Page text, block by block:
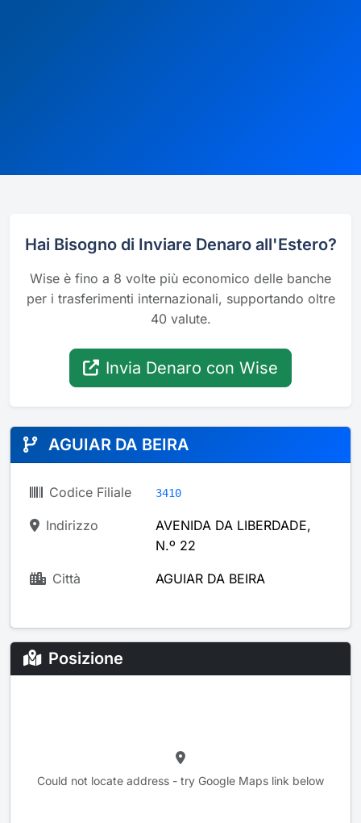
Hai Bisogno di Inviare Denaro all'Estero?
Wise è fino a 8 volte più economico delle banche
per i trasferimenti internazionali, supportando oltre
40 valute.
Invia Denaro con Wise
AGUIAR DA BEIRA
Codice Filiale 3410
Indirizzo
AVENIDA DA LIBERDADE,
N.º 22
Città AGUIAR DA BEIRA
Posizione
Could not locate address - try Google Maps link below